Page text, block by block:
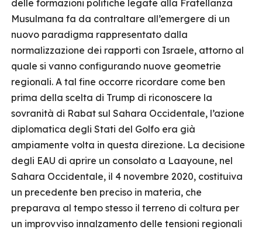
delle formazioni politiche legate alla Fratellanza
Musulmana fa da contraltare all’emergere di un
nuovo paradigma rappresentato dalla
normalizzazione dei rapporti con Israele, attorno al
quale si vanno configurando nuove geometrie
regionali. A tal fine occorre ricordare come ben
prima della scelta di Trump di riconoscere la
sovranità di Rabat sul Sahara Occidentale, l’azione
diplomatica degli Stati del Golfo era già
ampiamente volta in questa direzione. La decisione
degli EAU di aprire un consolato a Laayoune, nel
Sahara Occidentale, il 4 novembre 2020, costituiva
un precedente ben preciso in materia, che
preparava al tempo stesso il terreno di coltura per
un improvviso innalzamento delle tensioni regionali